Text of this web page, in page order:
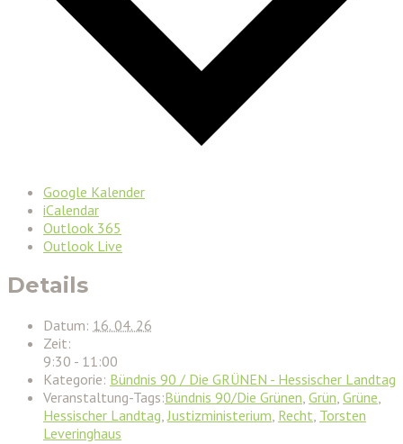
Google Kalender
iCalendar
Outlook 365
Outlook Live
Details
Datum: 16. 04. 26
Zeit:
9:30 - 11:00
Kategorie: Bündnis 90 / Die GRÜNEN - Hessischer Landtag
Veranstaltung-Tags:Bündnis 90/Die Grünen, Grün, Grüne,
Hessischer Landtag,Justizministerium, Recht, Torsten
Leveringhaus